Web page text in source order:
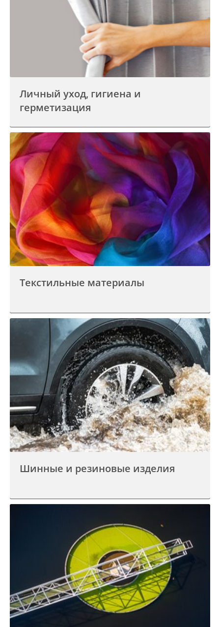
Личный уход, гигиена и
герметизация
Текстильные материалы
Шинные и резиновые изделия